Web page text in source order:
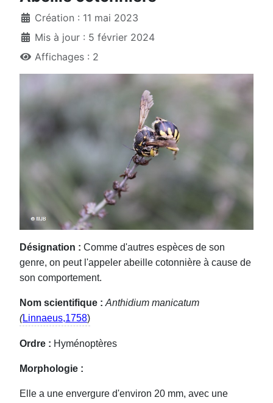
Création : 11 mai 2023
Mis à jour : 5 février 2024
Affichages : 2
Désignation : Comme d'autres espèces de son
genre, on peut l'appeler abeille cotonnière à cause de
son comportement.
Nom scientifique : Anthidium manicatum
(Linnaeus,1758)
Ordre : Hyménoptères
Morphologie :
Elle a une envergure d'environ 20 mm, avec une